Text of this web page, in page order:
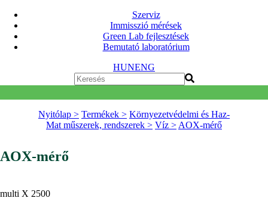
Szerviz
Immisszió mérések
Green Lab fejlesztések
Bemutató laboratórium
HUNENG
Nyitólap > Termékek > Környezetvédelmi és Haz-
Mat műszerek, rendszerek > Víz > AOX-mérő
AOX-mérő
multi X 2500